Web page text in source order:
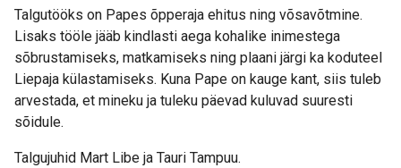
Talgutööks on Papes õpperaja ehitus ning võsavõtmine.
Lisaks tööle jääb kindlasti aega kohalike inimestega
sõbrustamiseks, matkamiseks ning plaani järgi ka koduteel
Liepaja külastamiseks. Kuna Pape on kauge kant, siis tuleb
arvestada, et mineku ja tuleku päevad kuluvad suuresti
sõidule.
Talgujuhid Mart Libe ja Tauri Tampuu.